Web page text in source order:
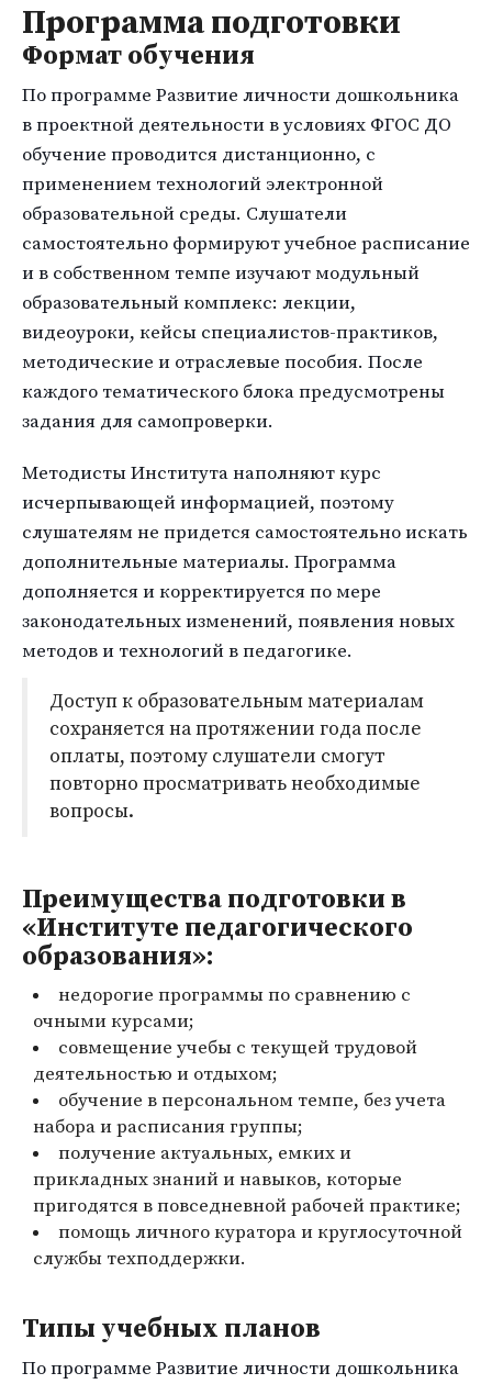
Программа подготовки
Формат обучения
По программе Развитие личности дошкольника
в проектной деятельности в условиях ФГОС ДО
обучение проводится дистанционно, с
применением технологий электронной
образовательной среды. Слушатели
самостоятельно формируют учебное расписание
и в собственном темпе изучают модульный
образовательный комплекс: лекции,
видеоуроки, кейсы специалистов-практиков,
методические и отраслевые пособия. После
каждого тематического блока предусмотрены
задания для самопроверки.
Методисты Института наполняют курс
исчерпывающей информацией, поэтому
слушателям не придется самостоятельно искать
дополнительные материалы. Программа
дополняется и корректируется по мере
законодательных изменений, появления новых
методов и технологий в педагогике.
Доступ к образовательным материалам
сохраняется на протяжении года после
оплаты, поэтому слушатели смогут
повторно просматривать необходимые
вопросы.
Преимущества подготовки в
«Институте педагогического
образования»:
недорогие программы по сравнению с
очными курсами;
совмещение учебы с текущей трудовой
деятельностью и отдыхом;
обучение в персональном темпе, без учета
набора и расписания группы;
получение актуальных, емких и
прикладных знаний и навыков, которые
пригодятся в повседневной рабочей практике;
помощь личного куратора и круглосуточной
службы техподдержки.
Типы учебных планов
По программе Развитие личности дошкольника